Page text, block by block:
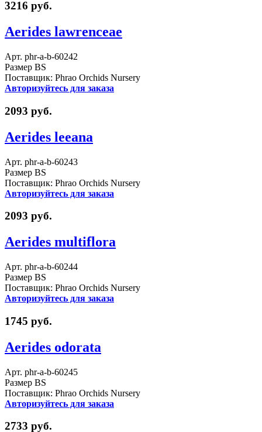
3216 руб.
Aerides lawrenceae
Арт. phr-a-b-60242
Размер BS
Поставщик: Phrao Orchids Nursery
Авторизуйтесь для заказа
2093 руб.
Aerides leeana
Арт. phr-a-b-60243
Размер BS
Поставщик: Phrao Orchids Nursery
Авторизуйтесь для заказа
2093 руб.
Aerides multiflora
Арт. phr-a-b-60244
Размер BS
Поставщик: Phrao Orchids Nursery
Авторизуйтесь для заказа
1745 руб.
Aerides odorata
Арт. phr-a-b-60245
Размер BS
Поставщик: Phrao Orchids Nursery
Авторизуйтесь для заказа
2733 руб.